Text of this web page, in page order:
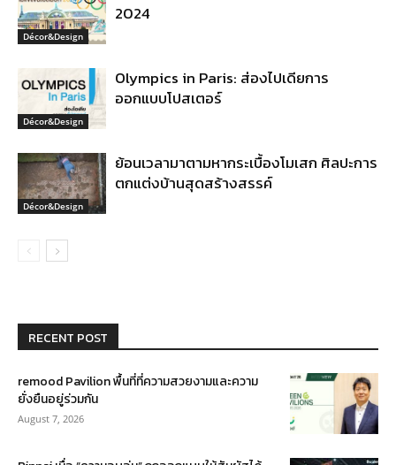
Décor&Design
2024
Décor&Design
Olympics in Paris: ส่องไปเดียการ
ออกแบบโปสเตอร์
Décor&Design
ย้อนเวลามาตามหากระเบื้องโมเสก ศิลปะการ
ตกแต่งบ้านสุดสร้างสรรค์
RECENT POST
remood Pavilion พื้นที่ที่ความสวยงามและความ
ยั่งยืนอยู่ร่วมกัน
August 7, 2026